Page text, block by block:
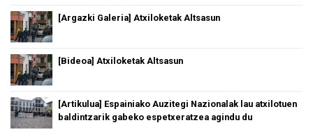
[Argazki Galeria] Atxiloketak Altsasun
[Bideoa] Atxiloketak Altsasun
[Artikulua] Espainiako Auzitegi Nazionalak lau atxilotuen
baldintzarik gabeko espetxeratzea agindu du